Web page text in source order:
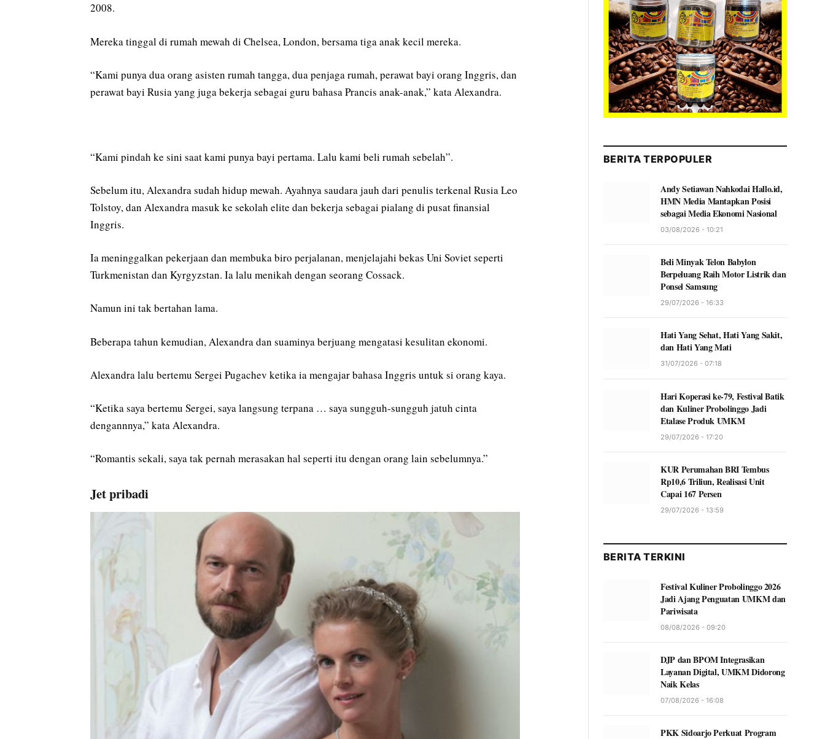
2008.
Mereka tinggal di rumah mewah di Chelsea, London, bersama tiga anak kecil mereka.
“Kami punya dua orang asisten rumah tangga, dua penjaga rumah, perawat bayi orang Inggris, dan
perawat bayi Rusia yang juga bekerja sebagai guru bahasa Prancis anak-anak,” kata Alexandra.
“Kami pindah ke sini saat kami punya bayi pertama. Lalu kami beli rumah sebelah”.
Sebelum itu, Alexandra sudah hidup mewah. Ayahnya saudara jauh dari penulis terkenal Rusia Leo
Tolstoy, dan Alexandra masuk ke sekolah elite dan bekerja sebagai pialang di pusat finansial
Inggris.
Ia meninggalkan pekerjaan dan membuka biro perjalanan, menjelajahi bekas Uni Soviet seperti
Turkmenistan dan Kyrgyzstan. Ia lalu menikah dengan seorang Cossack.
Namun ini tak bertahan lama.
Beberapa tahun kemudian, Alexandra dan suaminya berjuang mengatasi kesulitan ekonomi.
Alexandra lalu bertemu Sergei Pugachev ketika ia mengajar bahasa Inggris untuk si orang kaya.
“Ketika saya bertemu Sergei, saya langsung terpana … saya sungguh-sungguh jatuh cinta
dengannnya,” kata Alexandra.
“Romantis sekali, saya tak pernah merasakan hal seperti itu dengan orang lain sebelumnya.”
Jet pribadi
BERITA TERPOPULER
Andy Setiawan Nahkodai Hallo.id,
HMN Media Mantapkan Posisi
sebagai Media Ekonomi Nasional
03/08/2026 - 10:21
Beli Minyak Telon Babylon
Berpeluang Raih Motor Listrik dan
Ponsel Samsung
29/07/2026 - 16:33
Hati Yang Sehat, Hati Yang Sakit,
dan Hati Yang Mati
31/07/2026 - 07:18
Hari Koperasi ke-79, Festival Batik
dan Kuliner Probolinggo Jadi
Etalase Produk UMKM
29/07/2026 - 17:20
KUR Perumahan BRI Tembus
Rp10,6 Triliun, Realisasi Unit
Capai 167 Persen
29/07/2026 - 13:59
BERITA TERKINI
Festival Kuliner Probolinggo 2026
Jadi Ajang Penguatan UMKM dan
Pariwisata
08/08/2026 - 09:20
DJP dan BPOM Integrasikan
Layanan Digital, UMKM Didorong
Naik Kelas
07/08/2026 - 16:08
PKK Sidoarjo Perkuat Program